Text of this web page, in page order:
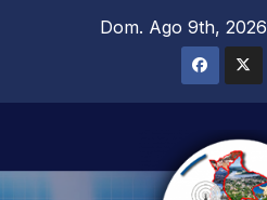
Dom. Ago 9th, 2026